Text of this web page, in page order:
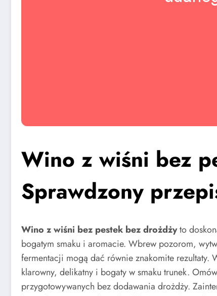
Wino z wiśni bez
Sprawdzony
Wino z wiśni bez pestek bez drożdżyto
bogatym smaku i aromacie. Wbrew pozorom,
fermentacji mogą dać równie znakomite rezultaty.
klarowny, delikatny i bogaty w smaku trunek.
przygotowywanych bez dodawania drożdży.